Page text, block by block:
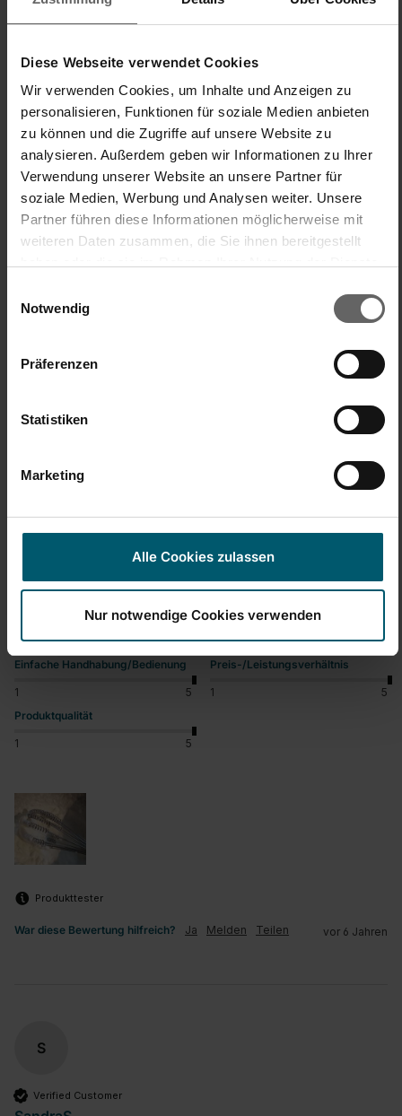
Diese Webseite verwendet Cookies
Wir verwenden Cookies, um Inhalte und Anzeigen zu
personalisieren, Funktionen für soziale Medien anbieten
zu können und die Zugriffe auf unsere Website zu
analysieren. Außerdem geben wir Informationen zu Ihrer
Verwendung unserer Website an unsere Partner für
soziale Medien, Werbung und Analysen weiter. Unsere
Partner führen diese Informationen möglicherweise mit
weiteren Daten zusammen, die Sie ihnen bereitgestellt
Cookies, wenn Sie unsere Webseite weiterhin nutzen.
Notwendig
Präferenzen
Statistiken
Marketing
Alle Cookies zulassen
Nur notwendige Cookies verwenden
Ich habe endlich einen Schneebesen der mir die Pudding
und Soßen Zubereitung erleichtert. Das verquirlen ist mit
Ergebnis einfach top. Bin mehr als zufrieden
Einfache Handhabung/Bedienung
5
Preis-/Leistungsverhältnis
1
Produktqualität
5
Produkttester
War diese Bewertung hilfreich? Ja Melden Teilen
Super Schneebesen!
Der Speed Quirl M ist sehr hochwertig verarbeitet und ein
wahrer Handschmeichler. Speisen lassen sich schnell
verrühren, selbst das Sahne schlagen ist kein Problem. Auch
die Reinigung ist super einfach! Ich bin begeistert!
Einfache Handhabung/Bedienung
1 5
Preis-/Leistungsverhältnis
1
5
Produktqualität
1 5
Produkttester
War diese Bewertung hilfreich? Ja Melden Teilen vor 6 Jahren
S
Verified Customer